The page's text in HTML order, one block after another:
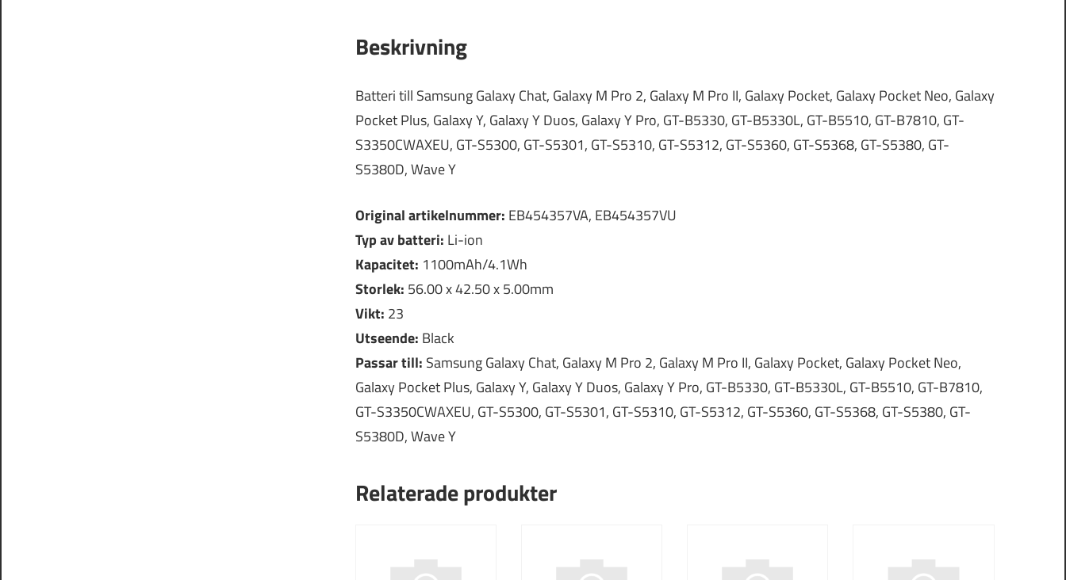
Beskrivning
Batteri till Samsung Galaxy Chat, Galaxy M Pro 2, Galaxy M Pro II, Galaxy Pocket, Galaxy Pocket Neo, Galaxy
Pocket Plus, Galaxy Y, Galaxy Y Duos, Galaxy Y Pro, GT-B5330, GT-B5330L, GT-B5510, GT-B7810, GT-
S3350CWAXEU, GT-S5300, GT-S5301, GT-S5310, GT-S5312, GT-S5360, GT-S5368, GT-S5380, GT-
S5380D, Wave Y
Original artikelnummer: EB454357VA, EB454357VU
Typ av batteri: Li-ion
Kapacitet: 1100mAh/4.1Wh
Storlek: 56.00 x 42.50 x 5.00mm
Vikt: 23
Utseende: Black
Passar till: Samsung Galaxy Chat, Galaxy M Pro 2, Galaxy M Pro II, Galaxy Pocket, Galaxy Pocket Neo,
Galaxy Pocket Plus, Galaxy Y, Galaxy Y Duos, Galaxy Y Pro, GT-B5330, GT-B5330L, GT-B5510, GT-B7810,
GT-S3350CWAXEU, GT-S5300, GT-S5301, GT-S5310, GT-S5312, GT-S5360, GT-S5368, GT-S5380, GT-
S5380D, Wave Y
Relaterade produkter